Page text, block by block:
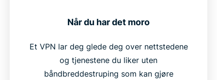
Når du har det moro
Et VPN lar deg glede deg over nettstedene
og tjenestene du liker uten
båndbreddestruping som kan gjøre